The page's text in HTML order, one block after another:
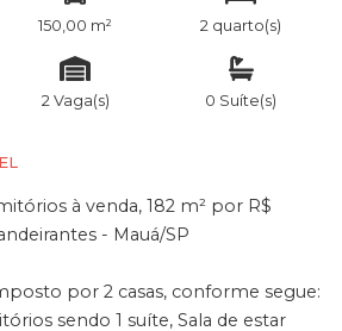
150,00 m² 2 quarto(s)
2 Vaga(s) 0 Suíte(s)
à venda, 182 m² por R$
- Mauá/SP
por 2 casas, conforme segue:
sendo 1 suíte, Sala de estar